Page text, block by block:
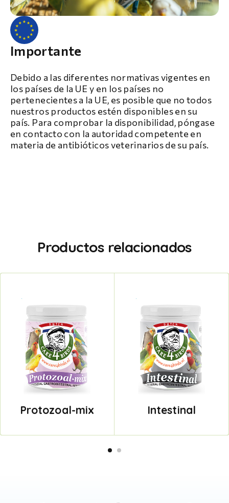
Importante
Debido a las diferentes normativas vigentes en
los países de la UE y en los países no
pertenecientes a la UE, es posible que no todos
nuestros productos estén disponibles en su
país. Para comprobar la disponibilidad, póngase
en contacto con la autoridad competente en
materia de antibióticos veterinarios de su país.
Productos relacionados
Protozoal-mix Intestinal